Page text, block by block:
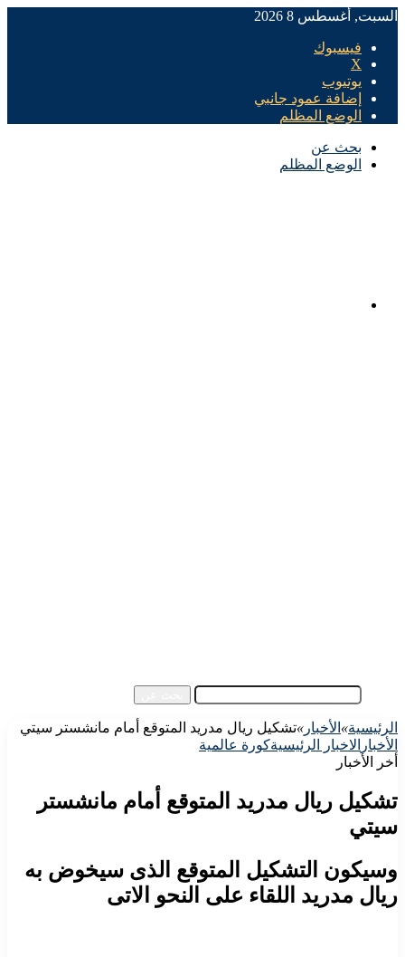
السبت, أغسطس 8 2026
فيسبوك
X
يوتيوب
إضافة عمود جانبي
الوضع المظلم
بحث عن
الوضع المظلم
الرئيسية» الأخبار »تشكيل ريال مدريد المتوقع أمام مانشستر سيتي
الأخبار الاخبار الرئيسيةكورة عالمية
أخر الأخبار
تشكيل ريال مدريد المتوقع أمام مانشستر
سيتي
وسيكون التشكيل المتوقع الذى سيخوض به
ريال مدريد اللقاء على النحو الاتى